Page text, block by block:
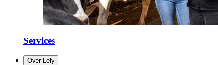
Services
Over Lely